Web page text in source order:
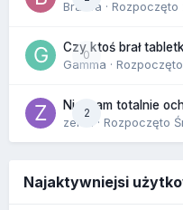
Bravva · Rozpoczęto
0
Czy ktoś brał
Gamma · Rozpoczęto
2
Nie mam totalnie
zenla
· Rozpoczęto
Najaktywniejsi